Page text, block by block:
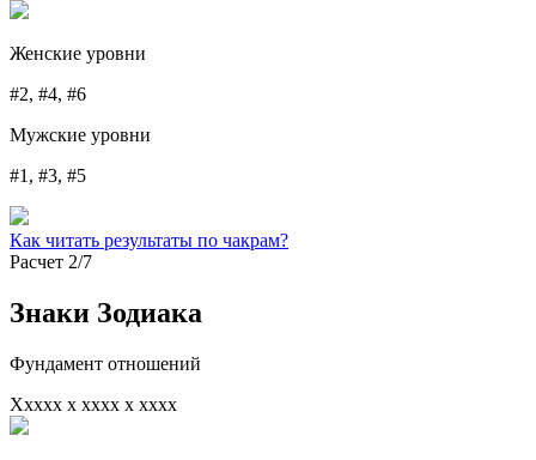
Женские уровни
#2, #4, #6
Мужские уровни
#1, #3, #5
Как читать результаты по чакрам?
Расчет 2/7
Знаки Зодиака
Фундамент отношений
Xxxxx x xxxx x xxxx